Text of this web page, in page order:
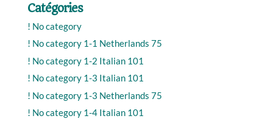
Catégories
! No category
! No category 1-1 Netherlands 75
! No category 1-2 Italian 101
! No category 1-3 Italian 101
! No category 1-3 Netherlands 75
! No category 1-4 Italian 101